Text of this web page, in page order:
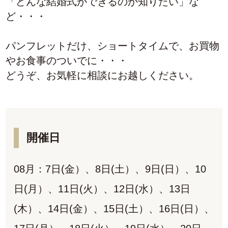
ど・・・
パンフレットだけ、ショートタイムで、お買物
やお食事のついでに・・・
どうぞ、お気軽に相談にお越しください。
開催日
08月：7日(金）、8日(土）、9日(日）、10
日(月）、11日(火）、12日(水）、13日
(木）、14日(金）、15日(土）、16日(日）、